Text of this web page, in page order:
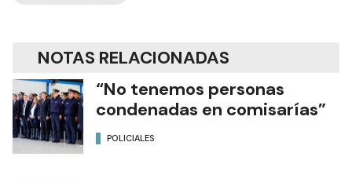
NOTAS RELACIONADAS
“No tenemos personas
condenadas en comisarías”
POLICIALES